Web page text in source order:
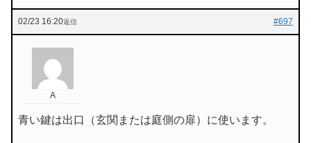
02/23 16:20 #697
返信
A
青い鍵は出口（玄関または庭側の扉）に使います。